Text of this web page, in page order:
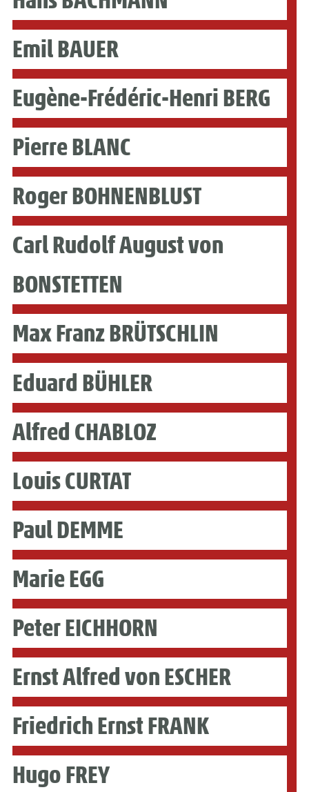
Emil BAUER
Eugène-Frédéric-Henri BERG
Pierre BLANC
Roger BOHNENBLUST
Carl Rudolf August von
BONSTETTEN
Max Franz BRÜTSCHLIN
Eduard BÜHLER
Alfred CHABLOZ
Louis CURTAT
Paul DEMME
Marie EGG
Peter EICHHORN
Ernst Alfred von ESCHER
Friedrich Ernst FRANK
Hugo FREY